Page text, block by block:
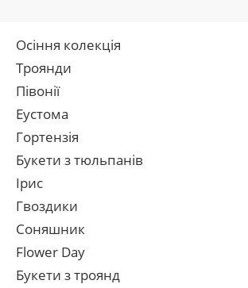
Осіння колекція
Троянди
Півонії
Еустома
Гортензія
Букети з тюльпанів
Ірис
Гвоздики
Соняшник
Flower Day
Букети з троянд